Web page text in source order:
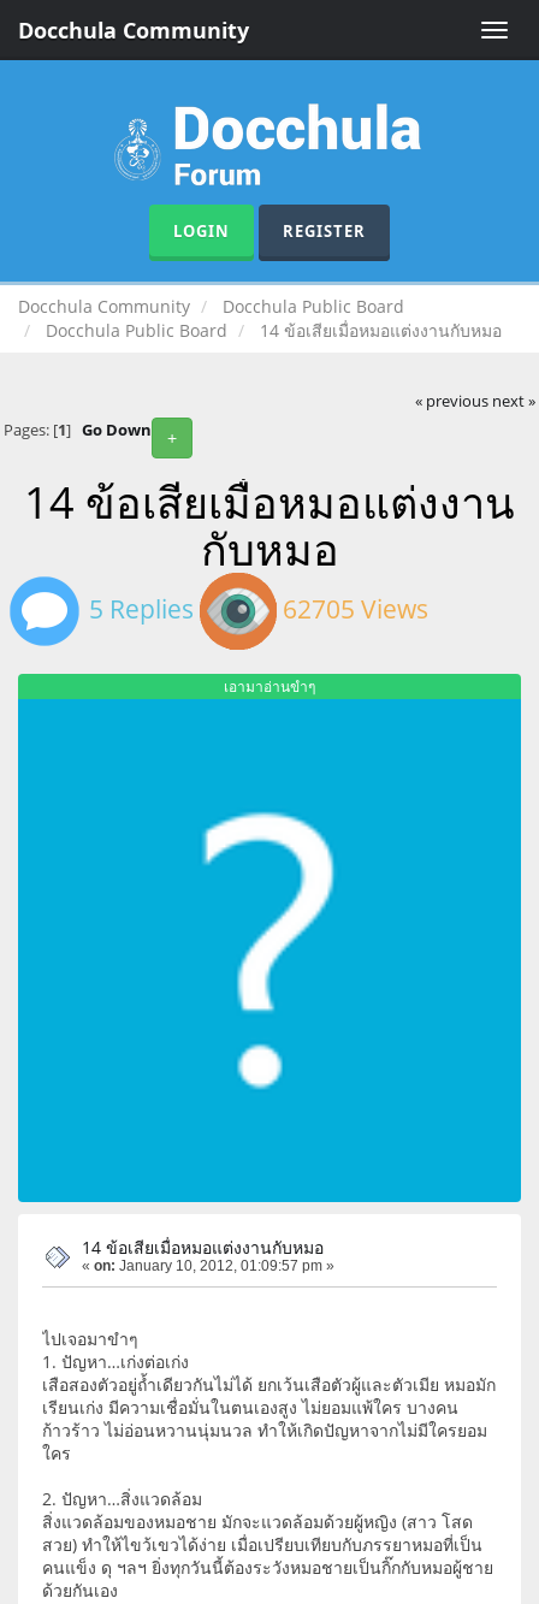
Toggle
Docchula Community
LOGIN REGISTER
Docchula Community
Docchula Public Board
Docchula Public Board
14 ข้อเสียเมื่อหมอแต่งงานกับหมอ
« previous next »
+
Pages: [1] Go Down
14 ข้อเสียเมื่อหมอแต่งงาน
กับหมอ
5 Replies 62705 Views
เอามาอ่านขำๆ
14 ข้อเสียเมื่อหมอแต่งงานกับหมอ
« on: January 10, 2012, 01:09:57 pm »
ไปเจอมาขำๆ
1. ปัญหา…เก่งต่อเก่ง
เสือสองตัวอยู่ถ้ำเดียวกันไม่ได้ ยกเว้นเสือตัวผู้และตัวเมีย หมอมัก
เรียนเก่ง มีความเชื่อมั่นในตนเองสูง ไม่ยอมแพ้ใคร บางคน
ก้าวร้าว ไม่อ่อนหวานนุ่มนวล ทำให้เกิดปัญหาจากไม่มีใครยอม
ใคร
2. ปัญหา…สิ่งแวดล้อม
สิ่งแวดล้อมของหมอชาย มักจะแวดล้อมด้วยผู้หญิง (สาว โสด
สวย) ทำให้ไขว้เขวได้ง่าย เมื่อเปรียบเทียบกับภรรยาหมอที่เป็น
คนแข็ง ดุ ฯลฯ ยิ่งทุกวันนี้ต้องระวังหมอชายเป็นกิ๊กกับหมอผู้ชาย
ด้วยกันเอง